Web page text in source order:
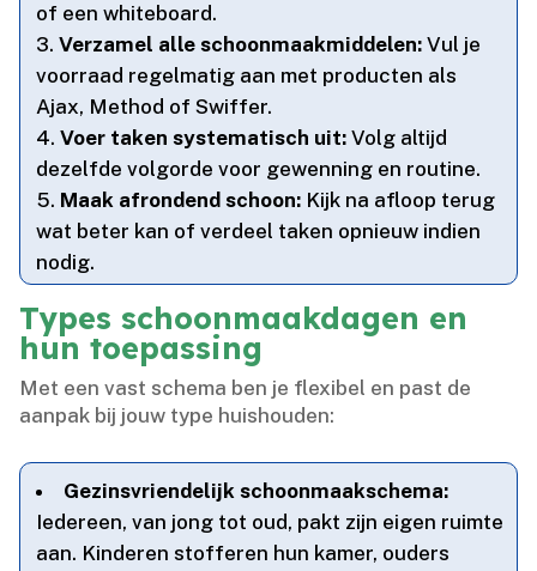
of een whiteboard.​
Verzamel alle schoonmaakmiddelen: Vul je
voorraad regelmatig aan met producten als
Ajax, Method of Swiffer.​
Voer taken systematisch uit: Volg altijd
dezelfde volgorde voor gewenning en routine.​
Maak afrondend schoon: Kijk na afloop terug
wat beter kan of verdeel taken opnieuw indien
nodig.​
Types schoonmaakdagen en
hun toepassing
Met een vast schema ben je flexibel en past de
aanpak bij jouw type huishouden:
Gezinsvriendelijk schoonmaakschema:
Iedereen, van jong tot oud, pakt zijn eigen ruimte
aan.​ Kinderen stofferen hun kamer, ouders